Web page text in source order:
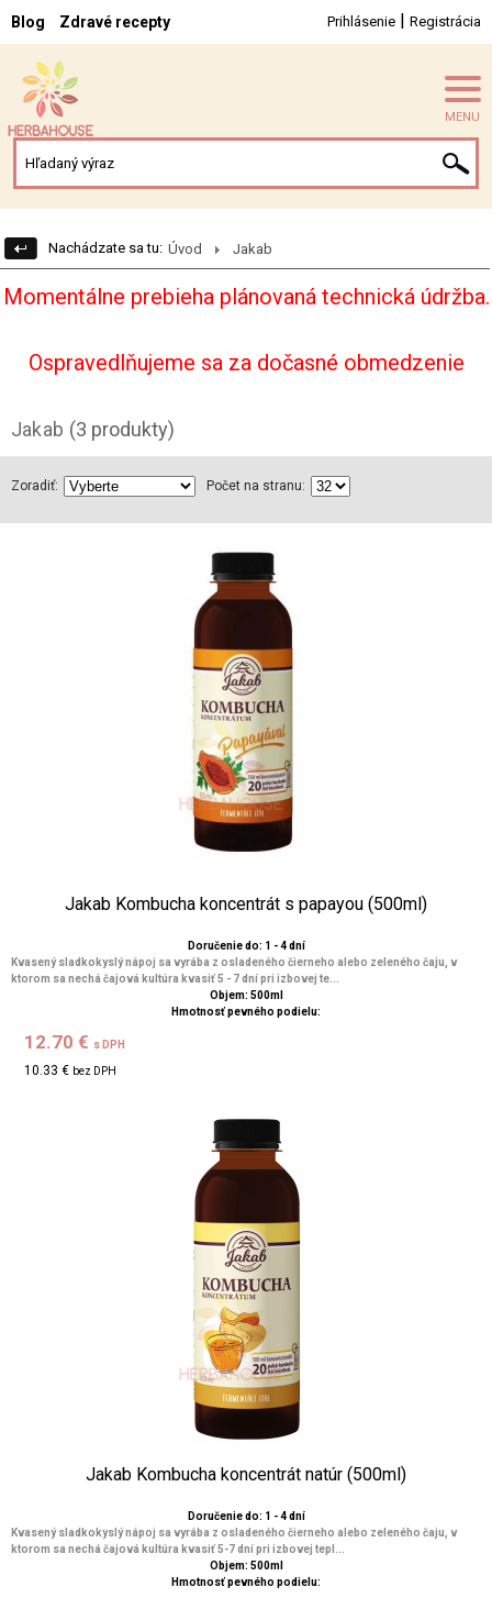
Blog Zdravé recepty Prihlásenie | Registrácia
MENU
Nachádzate sa tu: Úvod Jakab
Momentálne prebieha plánovaná technická údržba.
Ospravedlňujeme sa za dočasné obmedzenie
Jakab (3 produkty)
Zoradiť: Počet na stranu:
Jakab Kombucha koncentrát s papayou (500ml)
Doručenie do: 1 - 4 dní
Kvasený sladkokyslý nápoj sa vyrába z osladeného čierneho alebo zeleného čaju, v
ktorom sa nechá čajová kultúra kvasiť 5 - 7 dní pri izbovej te...
Objem: 500ml
Hmotnosť pevného podielu:
12.70 € s DPH
10.33 € bez DPH
Jakab Kombucha koncentrát natúr (500ml)
Doručenie do: 1 - 4 dní
Kvasený sladkokyslý nápoj sa vyrába z osladeného čierneho alebo zeleného čaju, v
ktorom sa nechá čajová kultúra kvasiť 5-7 dní pri izbovej tepl...
Objem: 500ml
Hmotnosť pevného podielu: